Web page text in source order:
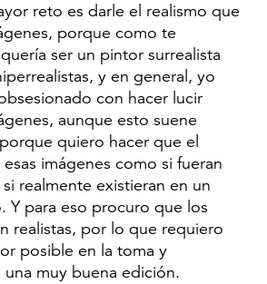
reto es darle el realismo que
porque como te
ser un pintor surrealista
y en general, yo
con hacer lucir
aunque esto suene
quiero hacer que el
imágenes como si fueran
realmente existieran en un
Y para eso procuro que los
realistas, por lo que requiero
posible en la toma y
muy buena edición.